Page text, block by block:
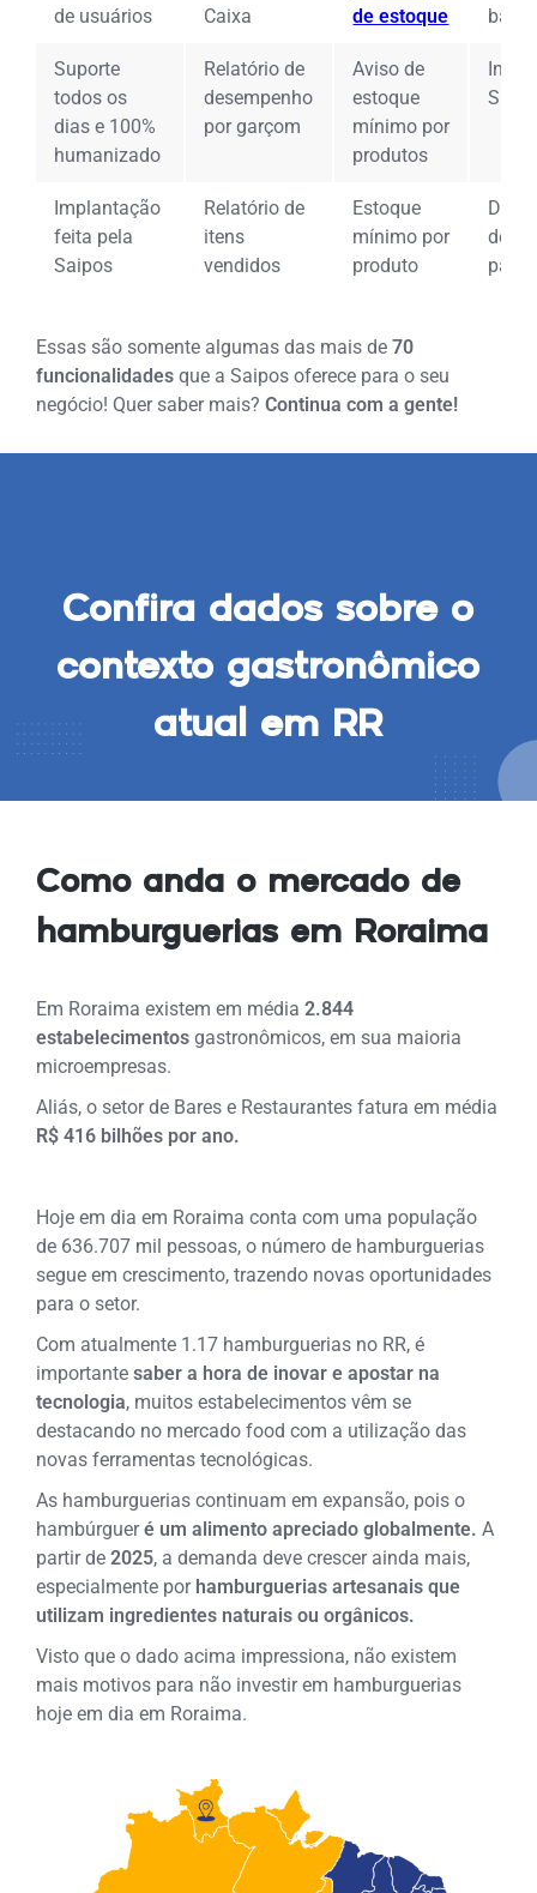
de usuários
Caixa
de estoque
Suporte
todos os
dias e 100%
humanizado
Relatório de
desempenho
por garçom
Aviso de
estoque
mínimo por
produtos
Implantação
feita pela
Saipos
Relatório de
itens
vendidos
Estoque
mínimo por
produto
de
para
Essas são somente algumas das mais de70
funcionalidades que a Saipos oferece para o seu
negócio! Quer saber mais?Continua com a gente!
Confira dados sobre o
contexto gastronômico
atual em RR
Como anda o mercado de
hamburguerias em Roraima
Em Roraima existem em média2.844
estabelecimentos gastronômicos, em sua maioria
microempresas.
Aliás, o setor de Bares e Restaurantes fatura em média
R$ 416 bilhões por ano.
Hoje em dia em Roraima conta com uma população
de 636.707 mil pessoas, o número de hamburguerias
segue em crescimento, trazendo novas oportunidades
para o setor.
Com atualmente 1.17 hamburguerias no RR, é
importantesaber a hora de inovar e apostar na
tecnologia, muitos estabelecimentos vêm se
destacando no mercado food com a utilização das
novas ferramentas tecnológicas.
As hamburguerias continuam em expansão, pois o
hambúrgueré um alimento apreciado globalmente.A
partir de2025, a demanda deve crescer ainda mais,
especialmente porhamburguerias artesanais que
utilizam ingredientes naturais ou orgânicos.
Visto que o dado acima impressiona, não existem
mais motivos para não investir em hamburguerias
hoje em dia em Roraima.